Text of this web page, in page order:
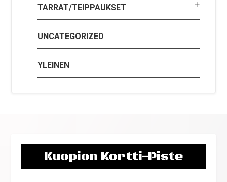
TARRAT/TEIPPAUKSET
UNCATEGORIZED
YLEINEN
Kuopion Kortti-Piste